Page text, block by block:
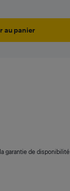
au panier
garantie de